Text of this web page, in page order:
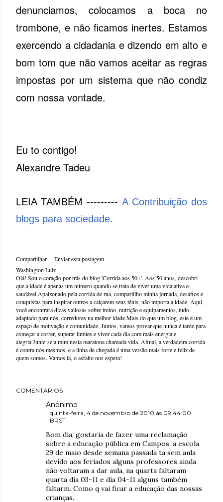
denunciamos, colocamos a boca no
trombone, e não ficamos inertes. Estamos
exercendo a cidadania e dizendo em alto e
bom tom que não vamos aceitar as regras
impostas por um sistema que não condiz
com nossa vontade.
Eu to contigo!
Alexandre Tadeu
LEIA TAMBÉM --------- A Contribuição dos
blogs para sociedade.
Compartilhar
Enviar esta postagem
Washington Luiz
Olá! Sou o coração por trás do blog 'Corrida aos 50+'. Aos 50 anos, descobri
que a idade é apenas um número quando se trata de viver uma vida ativa e
saudável.Apaixonado pela corrida de rua, compartilho minha jornada, desafios e
conquistas para inspirar outros a calçarem seus tênis, não importa a idade. Aqui,
você encontrará dicas valiosas sobre treino, nutrição e equipamentos, tudo
adaptado para nós, corredores na melhor idade.Mais do que um blog, este é um
espaço de motivação e comunidade. Juntos, vamos provar que nunca é tarde para
começar a correr, superar limites e viver cada dia com mais energia e
alegria.Junte-se a mim nesta maratona chamada vida. Afinal, a verdadeira corrida
é contra nós mesmos, e a linha de chegada é uma versão mais forte e feliz de
quem somos. Vamos lá, o asfalto nos espera!
COMENTÁRIOS
Anônimo
quinta-feira, 4 de novembro de 2010 às 09:44:00
BRST
Bom dia, gostaria de fazer uma reclamação
sobre a educação pública em Campos, a escola
29 de maio desde semana passada ta sem aula
devido aos feriados alguns professores ainda
não voltaram a dar aula, na quarta faltaram
quarta dia 03-11 e dia 04-11 alguns também
faltarm. Como q vai ficar a educação das nossas
crianças.